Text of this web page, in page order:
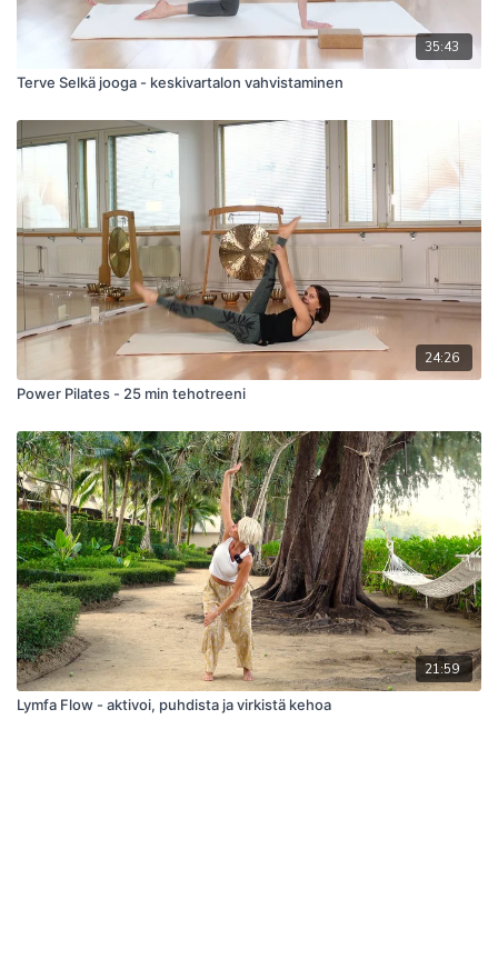
35:43
Terve Selkä jooga - keskivartalon vahvistaminen
24:26
Power Pilates - 25 min tehotreeni
21:59
Lymfa Flow - aktivoi, puhdista ja virkistä kehoa